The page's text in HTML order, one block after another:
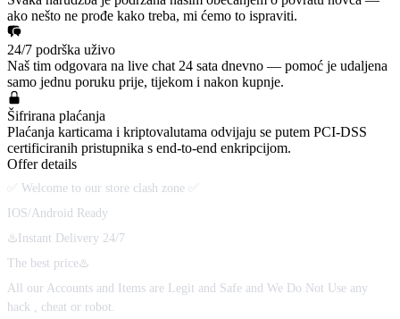
ako nešto ne prođe kako treba, mi ćemo to ispraviti.
24/7 podrška uživo
Naš tim odgovara na live chat 24 sata dnevno — pomoć je udaljena
samo jednu poruku prije, tijekom i nakon kupnje.
Šifrirana plaćanja
Plaćanja karticama i kriptovalutama odvijaju se putem PCI-DSS
certificiranih pristupnika s end-to-end enkripcijom.
Offer details
✅ Welcome to our store clash zone ✅
IOS/Android Ready
♨️Instant Delivery 24/7
The best price♨️
All our Accounts and Items are Legit and Safe and We Do Not Use any
hack , cheat or robot.